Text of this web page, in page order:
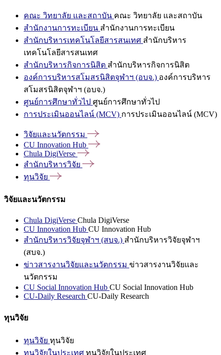
คณะ วิทยาลัย และสถาบัน คณะ วิทยาลัย และสถาบัน
สำนักงานการทะเบียน สำนักงานการทะเบียน
สำนักบริหารเทคโนโลยีสารสนเทศ สำนักบริหาร
เทคโนโลยีสารสนเทศ
สำนักบริหารกิจการนิสิต สำนักบริหารกิจการนิสิต
องค์การบริหารสโมสรนิสิตจุฬาฯ (อบจ.) องค์การบริหาร
สโมสรนิสิตจุฬาฯ (อบจ.)
ศูนย์การศึกษาทั่วไป ศูนย์การศึกษาทั่วไป
การประเมินออนไลน์ (MCV) การประเมินออนไลน์ (MCV)
วิจัยและนวัตกรรม
CU Innovation Hub
Chula DigiVerse
สำนักบริหารวิจัย
ทุนวิจัย
วิจัยและนวัตกรรม
Chula DigiVerse Chula DigiVerse
CU Innovation Hub CU Innovation Hub
สำนักบริหารวิจัยจุฬาฯ (สบจ.) สำนักบริหารวิจัยจุฬาฯ
(สบจ.)
ข่าวสารงานวิจัยและนวัตกรรม ข่าวสารงานวิจัยและ
นวัตกรรม
CU Social Innovation Hub CU Social Innovation Hub
CU-Daily Research CU-Daily Research
ทุนวิจัย
ทุนวิจัย ทุนวิจัย
ทุนวิจัยในประเทศ ทุนวิจัยในประเทศ